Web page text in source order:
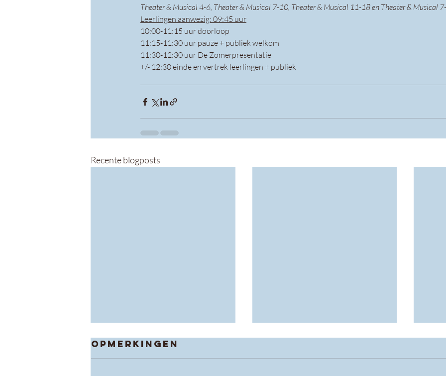
Theater & Musical 4-6, Theater & Musical 7-10, Theater & Musical 11-18 en Theater & Musical
Leerlingen aanwezig: 09:45 uur
10:00-11:15 uur doorloop
11:15-11:30 uur pauze + publiek welkom
11:30-12:30 uur De Zomerpresentatie
+/- 12:30 einde en vertrek leerlingen + publiek
Recente blogposts
Opmerkingen